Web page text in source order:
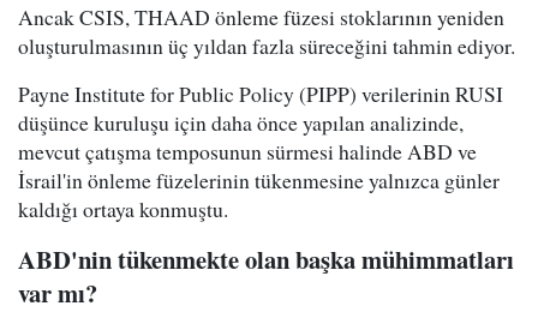
Ancak CSIS, THAAD önleme füzesi stoklarının yeniden
oluşturulmasının üç yıldan fazla süreceğini tahmin ediyor.
Payne Institute for Public Policy (PIPP) verilerinin RUSI
düşünce kuruluşu için daha önce yapılan analizinde,
mevcut çatışma temposunun sürmesi halinde ABD ve
İsrail'in önleme füzelerinin tükenmesine yalnızca günler
kaldığı ortaya konmuştu.
ABD'nin tükenmekte olan başka mühimmatları
var mı?